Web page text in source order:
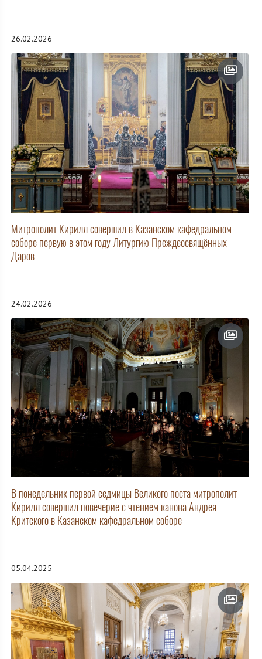
26.02.2026
Митрополит Кирилл совершил в Казанском кафедральном
соборе первую в этом году Литургию Преждеосвящённых
Даров
24.02.2026
В понедельник первой седмицы Великого поста митрополит
Кирилл совершил повечерие с чтением канона Андрея
Критского в Казанском кафедральном соборе
05.04.2025